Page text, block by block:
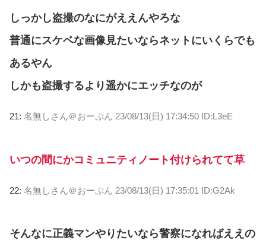
しっかし盗撮のなにがええんやろな
普通にスケベな画像見たいならネットにいくらでも
あるやん
しかも盗撮するより遥かにエッチなのが
21: 名無しさん＠おーぷん 23/08/13(日) 17:34:50 ID:L3eE
いつの間にかコミュニティノート付けられてて草
22: 名無しさん＠おーぷん 23/08/13(日) 17:35:01 ID:G2Ak
そんなに正義マンやりたいなら警察になればええの